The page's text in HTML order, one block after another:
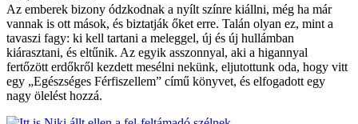
Az emberek bizony ódzkodnak a nyílt színre kiállni, még ha már
vannak is ott mások, és biztatják őket erre. Talán olyan ez, mint a
tavaszi fagy: ki kell tartani a meleggel, új és új hullámban
kiárasztani, és eltűnik. Az egyik asszonnyal, aki a higannyal
fertőzött erdőkről kezdett mesélni nekünk, eljutottunk oda, hogy vitt
egy „Egészséges Férfiszellem” című könyvet, és elfogadott egy
nagy ölelést hozzá.